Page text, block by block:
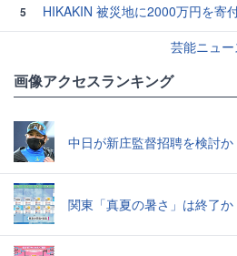
5
HIKAKIN 被災地に2000万円を寄
芸能ニュ
画像アクセスランキング
中日が新庄監督招聘を検討か
関東「真夏の暑さ」は終了か